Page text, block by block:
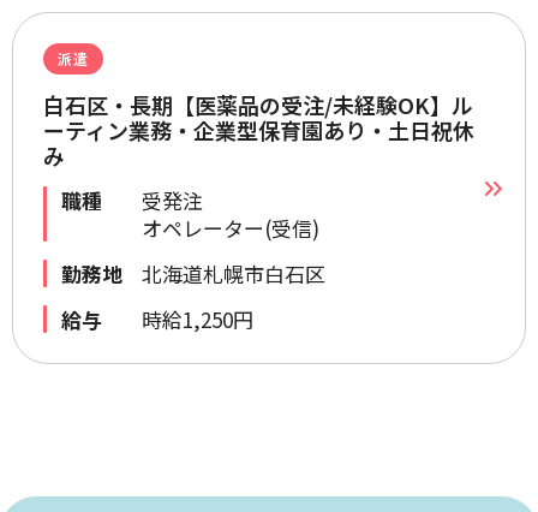
派遣
白石区・長期【医薬品の受注/未経験OK】ル
ーティン業務・企業型保育園あり・土日祝休
み
職種
受発注
オペレーター(受信)
勤務地
北海道札幌市白石区
給与
時給1,250円